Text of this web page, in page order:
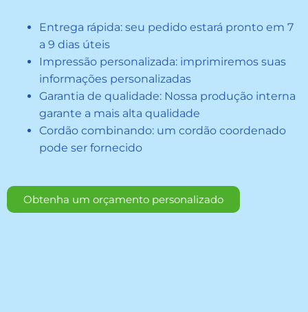
Entrega rápida: seu pedido estará pronto em 7
a 9 dias úteis
Impressão personalizada: imprimiremos suas
informações personalizadas
Garantia de qualidade: Nossa produção interna
garante a mais alta qualidade
Cordão combinando: um cordão coordenado
pode ser fornecido
Obtenha um orçamento personalizado